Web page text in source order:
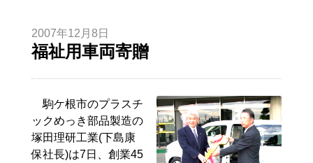
2007年12月8日
福祉用車両寄贈
駒ケ根市のプラスチ
ックめっき部品製造の
塚田理研工業(下島康
保社長)は7日、創業45